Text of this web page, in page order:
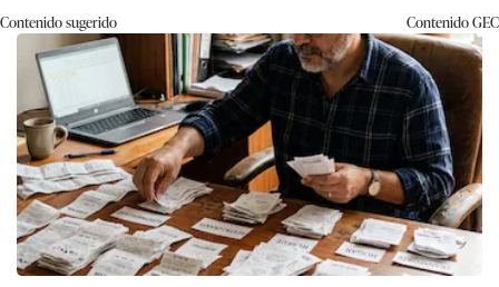
Contenido sugerido ContenidoGEC